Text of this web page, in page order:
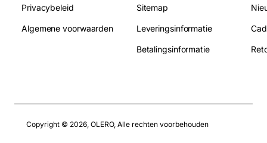
Privacybeleid
Algemene voorwaarden
Sitemap
Leveringsinformatie
Betalingsinformatie
Copyright © 2026, OLERO, Alle rechten voorbehouden